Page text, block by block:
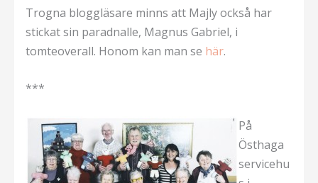
Trogna bloggläsare minns att Majly också har
stickat sin paradnalle, Magnus Gabriel, i
tomteoverall. Honom kan man se här.
***
På
Östhaga
servicehu